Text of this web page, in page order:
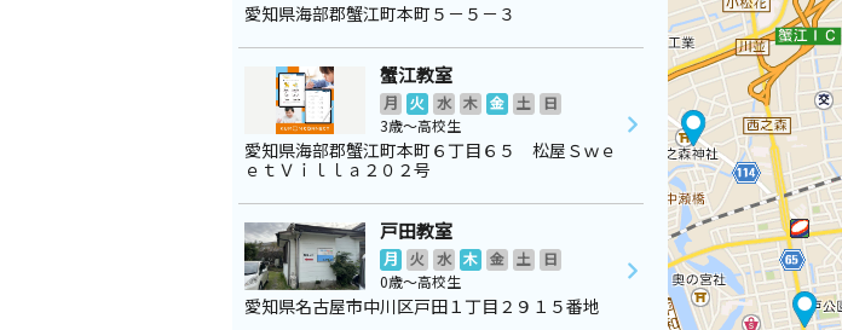
愛知県海部郡蟹江町本町５－５－３
蟹江教室
月 火 水 木 金 土
日
3歳～高校生
愛知県海部郡蟹江町本町６丁目６５ 松屋Ｓｗｅ
ｅｔＶｉｌｌａ２０２号
戸田教室
月 火 水 木 金 土
日
0歳～高校生
愛知県名古屋市中川区戸田１丁目２９１５番地